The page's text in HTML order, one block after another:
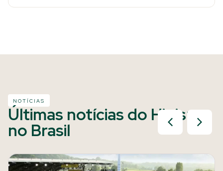
NOTÍCIAS
Últimas notícias do Hipismo
no Brasil